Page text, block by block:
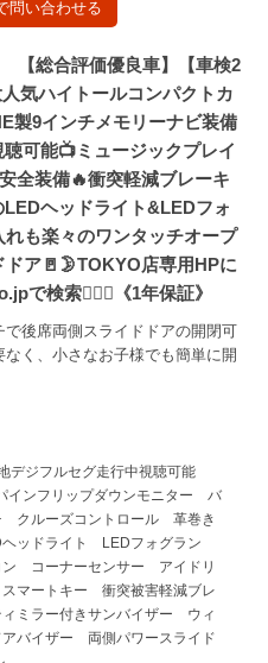
問い合わせる
総合評価優良車】【車検2
気ハイトールコンパクトカ
製9インチメモリーナビ装備
可能📺ミュージックプレイ
全装備🔥衝突軽減ブレーキ
ヘッドライト&LEDフォ
も楽々のワンタッチオープ
ア🚪🌛TOKYO店専用HPに
で検索🕵️‍♂️🌛《1年保証》
後席両側スライドドアの開閉可
く、小さなお子様でも簡単に開
デジフルセグ走行中視聴可能
ンフリップダウンモニター バ
クルーズコントロール 革巻き
ッドライト LEDフォグラン
コーナーセンサー アイドリ
マートキー 衝突被害軽減ブレ
ミラー付きサンバイザー ウィ
バイザー 両側パワースライド